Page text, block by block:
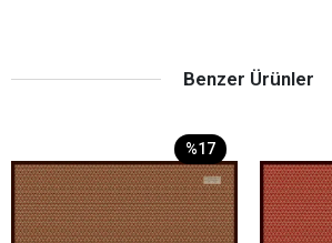
Benzer Ürünler
%17